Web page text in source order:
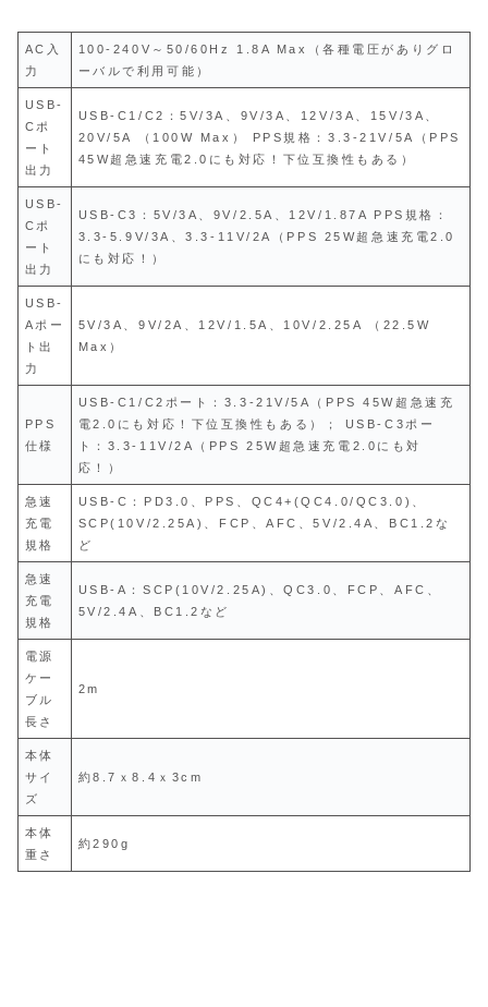
AC入
力
100-240V～50/60Hz 1.8A Max（各種電圧がありグロ
ーバルで利用可能）
USB-
Cポ
ート
出力
USB-C1/C2：5V/3A、9V/3A、12V/3A、15V/3A、
20V/5A （100W Max） PPS規格：3.3-21V/5A（PPS
45W超急速充電2.0にも対応！下位互換性もある）
USB-
Cポ
ート
出力
USB-C3：5V/3A、9V/2.5A、12V/1.87A PPS規格：
3.3-5.9V/3A、3.3-11V/2A（PPS 25W超急速充電2.0
にも対応！）
USB-
Aポー
ト出
力
5V/3A、9V/2A、12V/1.5A、10V/2.25A （22.5W
Max）
PPS
仕様
USB-C1/C2ポート：3.3-21V/5A（PPS 45W超急速充
電2.0にも対応！下位互換性もある）； USB-C3ポー
ト：3.3-11V/2A（PPS 25W超急速充電2.0にも対
応！）
急速
充電
規格
USB-C：PD3.0、PPS、QC4+(QC4.0/QC3.0)、
SCP(10V/2.25A)、FCP、AFC、5V/2.4A、BC1.2な
ど
急速
充電
規格
USB-A：SCP(10V/2.25A)、QC3.0、FCP、AFC、
5V/2.4A、BC1.2など
電源
ケー
ブル
長さ
2m
本体
サイ
ズ
約8.7ｘ8.4ｘ3cm
本体
重さ
約290g